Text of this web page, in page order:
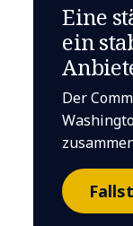
Eine
ein
Der